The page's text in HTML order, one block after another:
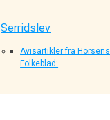
Serridslev
Avisartikler fra Horsens
Folkeblad: